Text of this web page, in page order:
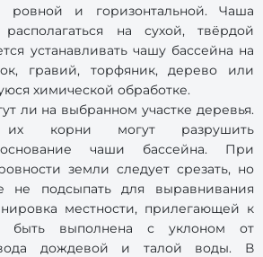
и горизонтальной. Чаша
на сухой, твёрдой
устанавливать чашу бассейна на
гравий, торфяник, дерево или
химической обработке.
ли на выбранном участке деревья.
корни могут разрушить
основание чаши бассейна. При
земли следует срезать, но
подсыпать для выравнивания
местности, прилегающей к
быть выполнена с уклоном от
дождевой и талой воды. В